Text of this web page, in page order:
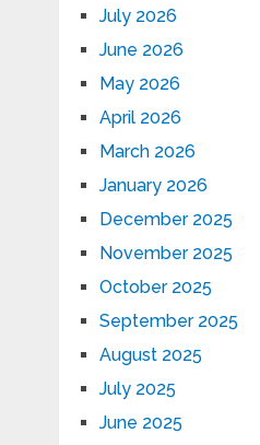
July 2026
June 2026
May 2026
April 2026
March 2026
January 2026
December 2025
November 2025
October 2025
September 2025
August 2025
July 2025
June 2025